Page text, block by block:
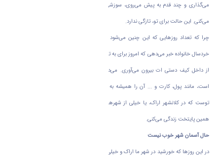
می‌گذاری و چند قدم به پیش می‌روی، سوزشی در چشمان و مجاری تنفسی ات احساس
می‌کنی. این حالت برای تو، تازگی ندارد.
چرا که تعداد روز‌هایی که این چنین می‌شود در زندگیت کم نیست. همزمان که به فرزند
خردسال خانواده خبر می‌دهی که امروز برای به تفریح رفتن اصلا روز مناسبی نیست، ماسکی را
از داخل کیف دستی ات بیرون می‌آوری. می‌دانی ماسک جز لوازم ضروری همراهت شده
است، مانند پول، کارت و ... آن را همیشه به همراه داری و این داستان خیلی از روز‌های
توست که در کلانشهر اراک، یا خیلی از شهر‌های بزرگ کشور مانند اصفهان، اهواز و حتی
همین پایتخت زندگی می‌کنی.
حال آسمان شهر خوب نیست
در این روز‌ها که خورشید در شهر ما اراک و خیلی از شهر‌های دیگر طلوع می‌کند، آسمان شهر را